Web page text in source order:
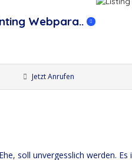
Webpara..
Künstler:innen
Jetzt Anrufen
soll unvergesslich werden.